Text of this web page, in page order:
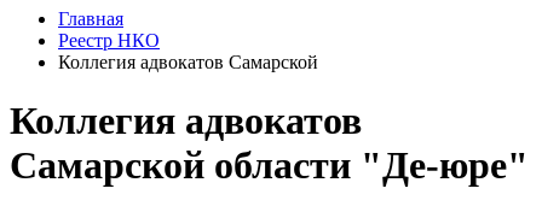
Главная
Реестр НКО
Коллегия адвокатов Самарской
Коллегия адвокатов
Самарской области "Де-юре"